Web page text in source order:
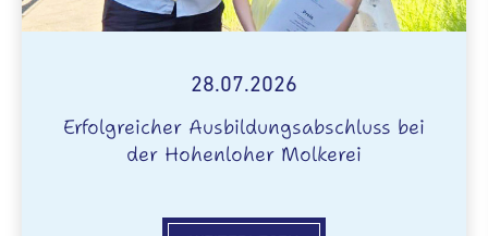
28.07.2026
Erfolgreicher Ausbildungsabschluss bei
der Hohenloher Molkerei